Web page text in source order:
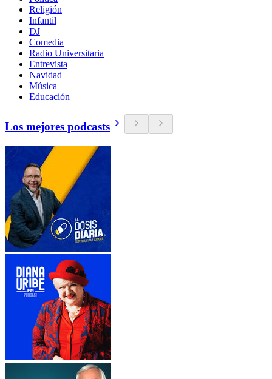
Religión
Infantil
DJ
Comedia
Radio Universitaria
Entrevista
Navidad
Música
Educación
Los mejores podcasts